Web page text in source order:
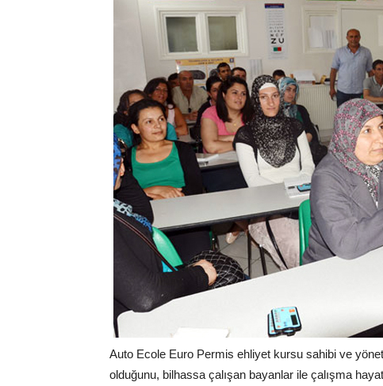
Auto Ecole Euro Permis ehliyet kursu sahibi ve
olduğunu, bilhassa çalışan bayanlar ile çalışma